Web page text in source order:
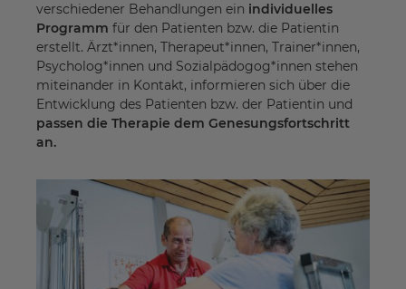
verschiedener Behandlungen ein individuelles
Programm für den Patienten bzw. die Patientin
erstellt. Ärzt*innen, Therapeut*innen, Trainer*innen,
Psycholog*innen und Sozialpädogog*innen stehen
miteinander in Kontakt, informieren sich über die
Entwicklung des Patienten bzw. der Patientin und
passen die Therapie dem Genesungsfortschritt
an.